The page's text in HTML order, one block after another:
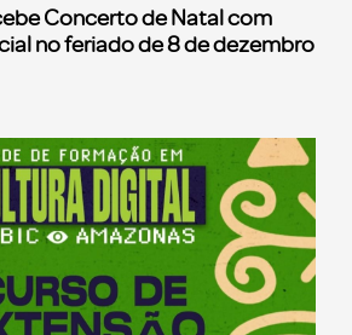
Concerto de Natal com
no feriado de 8 de dezembro